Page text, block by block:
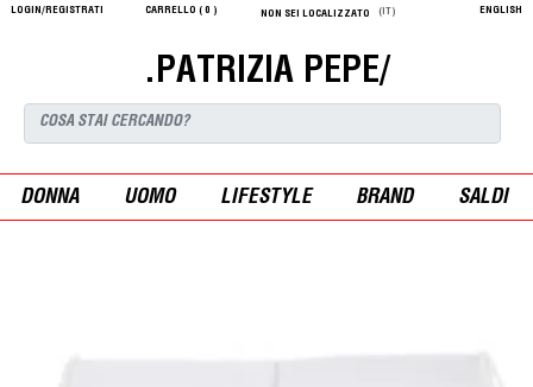
LOGIN/REGISTRATI CARRELLO ( 0 ) NON SEI LOCALIZZATO (IT) ENGLISH
.PATRIZIA PEPE/
DONNA UOMO LIFESTYLE BRAND SALDI